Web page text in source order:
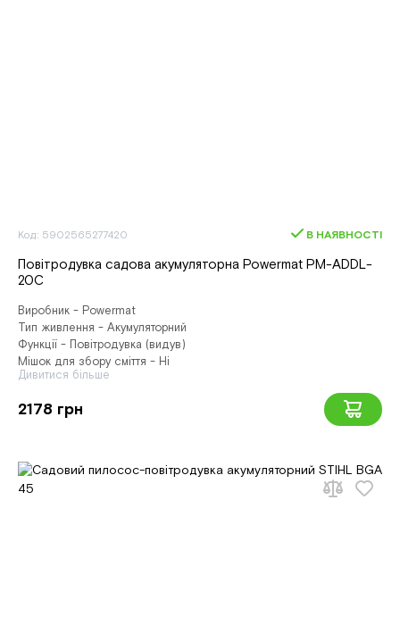
Код: 5902565277420 В НАЯВНОСТІ
Повітродувка садова акумуляторна Powermat PM-ADDL-
20C
Виробник - Powermat
Тип живлення - Акумуляторний
Функції - Повітродувка (видув)
Мішок для збору сміття - Ні
Дивитися більше
2178 грн